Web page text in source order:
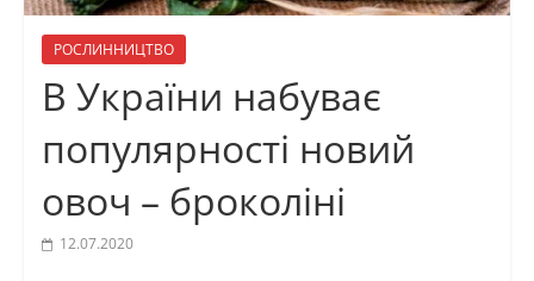
РОСЛИННИЦТВО
В України набуває
популярності новий
овоч – броколіні
12.07.2020